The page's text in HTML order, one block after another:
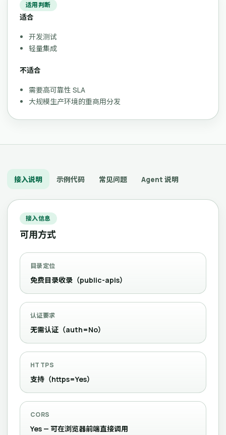
适用判断
适合
开发测试
轻量集成
不适合
需要高可靠性 SLA
大规模生产环境的重商用分发
接入说明 示例代码 常见问题 Agent 说明
接入信息
可用方式
目录定位
免费目录收录（public-apis）
认证要求
无需认证（auth=No）
HTTPS
支持（https=Yes）
CORS
Yes — 可在浏览器前端直接调用